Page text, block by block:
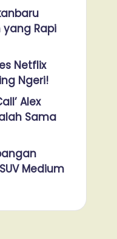
Rapi
Netflix
Ngeri!
Alex
Sama
Medium